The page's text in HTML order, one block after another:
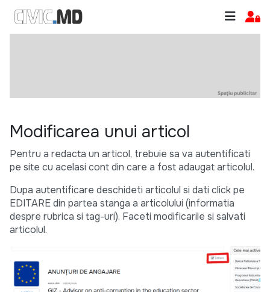
Modificarea unui articol
Pentru a redacta un articol, trebuie sa va autentificati
pe site cu acelasi cont din care a fost adaugat articolul.
Dupa autentificare deschideti articolul si dati click pe
EDITARE din partea stanga a articolului (informatia
despre rubrica si tag-uri). Faceti modificarile si salvati
articolul.